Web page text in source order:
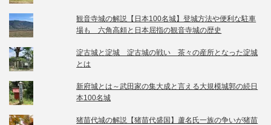
観音寺城の解説【日本100名城】登城方法や便利な駐車
場も 六角高頼と日本屈指の観音寺城の歴史
淀古城と淀城 淀古城の戦い 茶々の産所となった淀城
とは
新府城とは～武田家の集大成と言える大規模城郭の続日
本100名城
猪苗代城の解説【猪苗代盛国】蘆名氏一族の争いが猪苗